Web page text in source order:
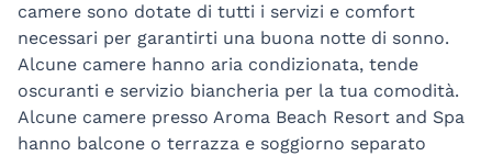
camere sono dotate di tutti i servizi e comfort
necessari per garantirti una buona notte di sonno.
Alcune camere hanno aria condizionata, tende
oscuranti e servizio biancheria per la tua comodità.
Alcune camere presso Aroma Beach Resort and Spa
hanno balcone o terrazza e soggiorno separato